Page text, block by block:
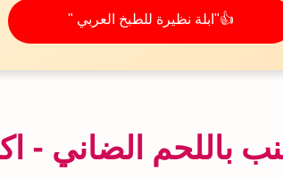
👍"ابلة نظيرة للطبخ العربي "
باللحم الضاني -